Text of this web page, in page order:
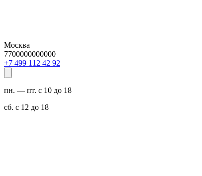
Москва
7700000000000
29 24 211 994 7+
пн. — пт. с 10 до 18
сб. с 12 до 18